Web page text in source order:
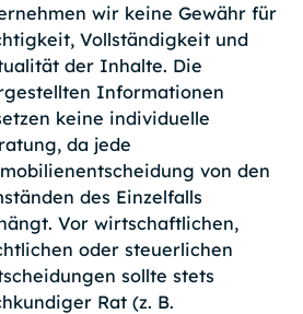
wir keine Gewähr für
Vollständigkeit und
der Inhalte. Die
Informationen
keine individuelle
da jede
von den
des Einzelfalls
Vor wirtschaftlichen,
oder steuerlichen
sollte stets
Rat (z. B.